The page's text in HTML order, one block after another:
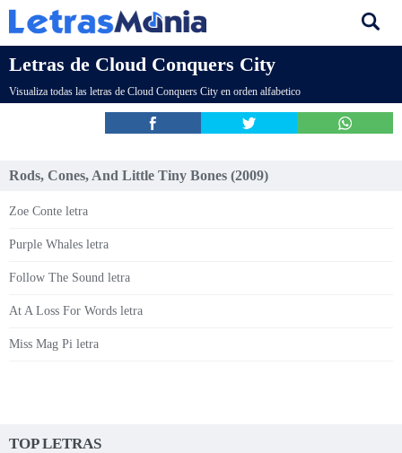
Letras de Cloud Conquers City
Visualiza todas las letras de Cloud Conquers City en orden alfabetico
Rods, Cones, And Little Tiny Bones (2009)
Zoe Conte letra
Purple Whales letra
Follow The Sound letra
At A Loss For Words letra
Miss Mag Pi letra
TOP LETRAS